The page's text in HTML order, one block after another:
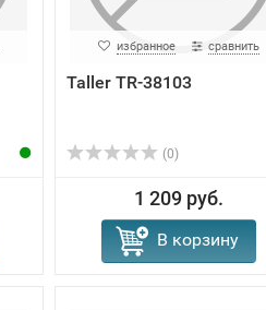
избранное сравнить
Taller TR-38103
(0)
1 209 руб.
В корзину